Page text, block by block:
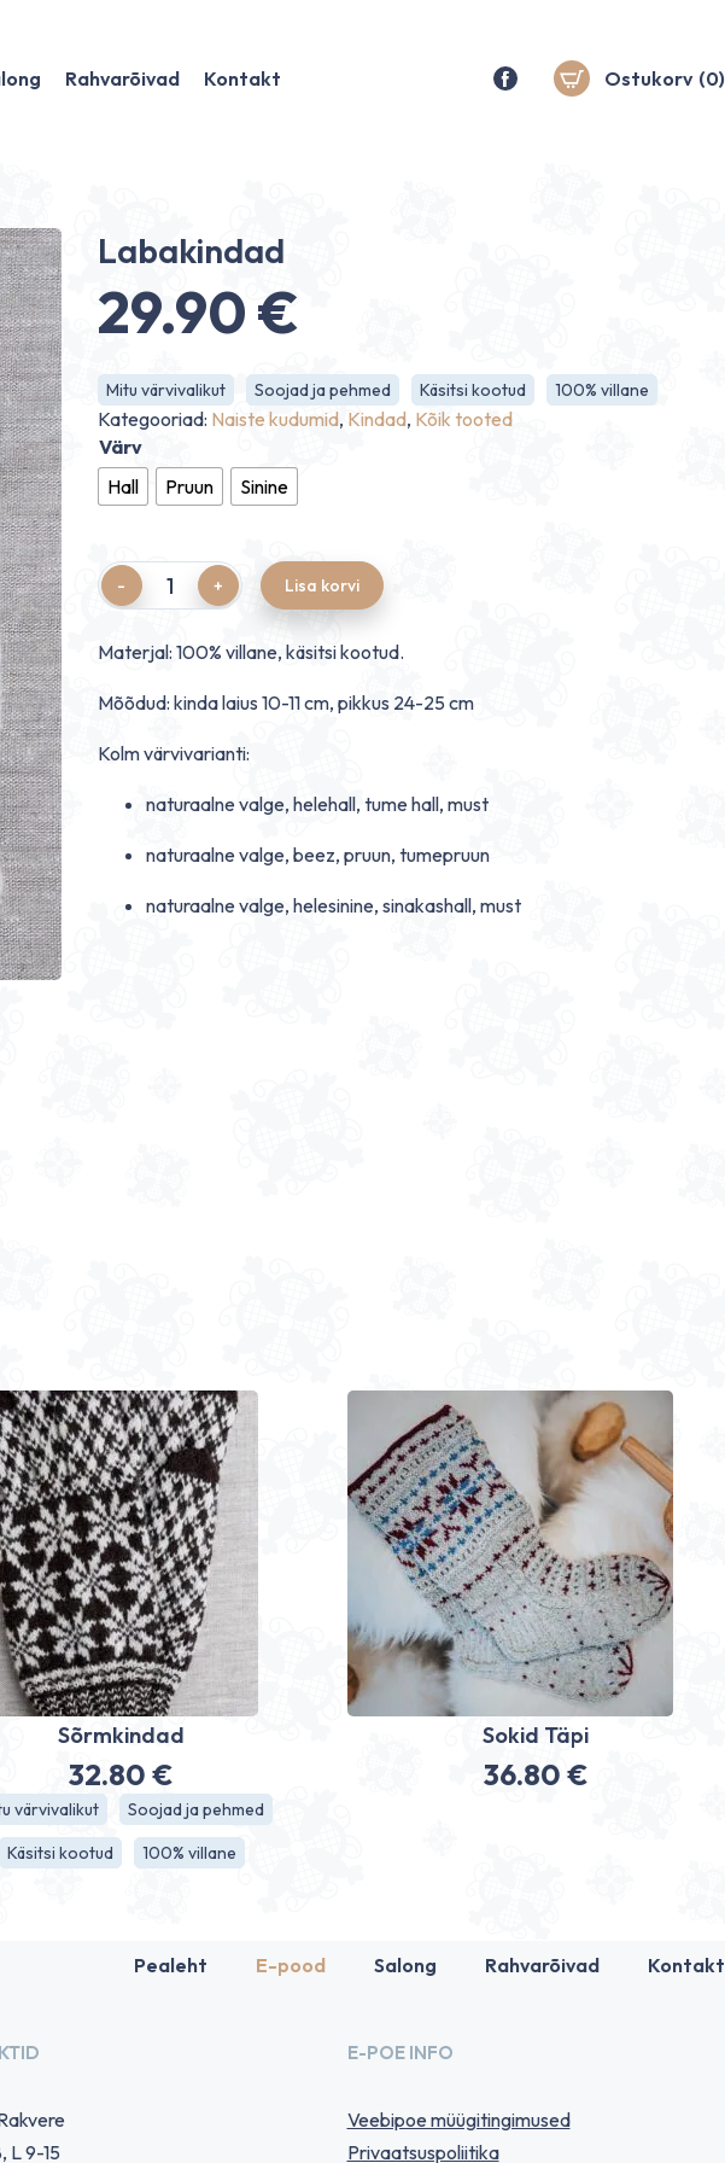
Rahvarõivad Kontakt Ostukorv (0)
Labakindad
29.90€
Mitu värvivalikut Soojad ja pehmed Käsitsi kootud 100% villane
Kategooriad: Naiste kudumid, Kindad, Kõik tooted
Värv
Hall
Pruun Sinine
Quantity Lisa korvi
Materjal: 100% villane, käsitsi kootud.
Mõõdud: kinda laius 10-11 cm, pikkus 24-25 cm
Kolm värvivarianti:
naturaalne valge, helehall, tume hall, must
naturaalne valge, beez, pruun, tumepruun
naturaalne valge, helesinine, sinakashall, must
Sõrmkindad
32.80€
värvivalikut
Soojad ja pehmed
Käsitsi kootud
100% villane
Sokid Täpi
36.80 €
Pealeht E-pood Salong Rahvarõivad Kontakt
L 9-15
E-POE INFO
Veebipoe müügitingimused
Privaatsuspoliitika